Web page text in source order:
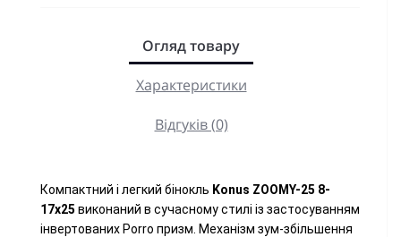
Огляд товару
Характеристики
Відгуків (0)
Компактний і легкий бінокль Konus ZOOMY-25 8-
17x25 виконаний в сучасному стилі із застосуванням
інвертованих Porro призм. Механізм зум-збільшення